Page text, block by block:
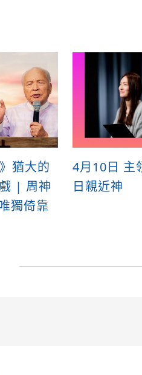
猶大的
| 周神
獨倚靠
4月10日 主
日親近神